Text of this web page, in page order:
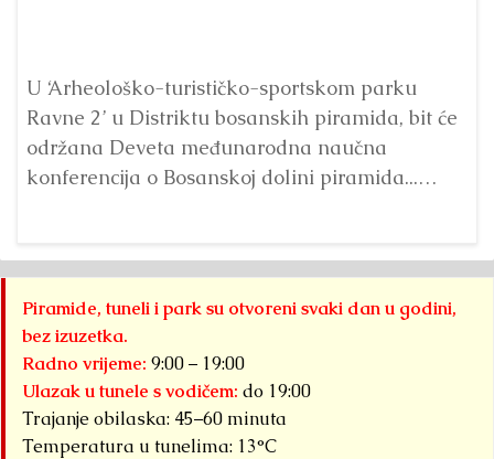
U ‘Arheološko-turističko-sportskom parku
Ravne 2’ u Distriktu bosanskih piramida, bit će
održana Deveta međunarodna naučna
konferencija o Bosanskoj dolini piramida...
Piramide, tuneli i park su otvoreni svaki dan u godini,
bez izuzetka.
Radno vrijeme: 9:00 – 19:00
Ulazak u tunele s vodičem: do 19:00
Trajanje obilaska: 45–60 minuta
Temperatura u tunelima: 13°C